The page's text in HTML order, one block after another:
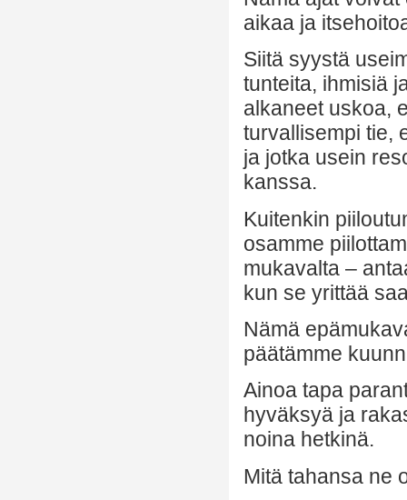
aikaa ja
Siitä syystä
tunteita, ihmisiä
alkaneet uskoa,
turvallisempi tie,
ja jotka usein
kanssa.
Kuitenkin
osamme
mukavalta –
kun se yrittää
Nämä
päätämme
Ainoa tapa
hyväksyä ja
noina hetkinä.
Mitä tahansa ne